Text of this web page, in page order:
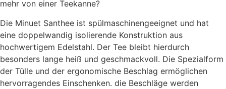
mehr von einer Teekanne?
Die Minuet Santhee ist spülmaschinengeeignet und hat
eine doppelwandig isolierende Konstruktion aus
hochwertigem Edelstahl. Der Tee bleibt hierdurch
besonders lange heiß und geschmackvoll. Die Spezialform
der Tülle und der ergonomische Beschlag ermöglichen
hervorragendes Einschenken. die Beschläge werden